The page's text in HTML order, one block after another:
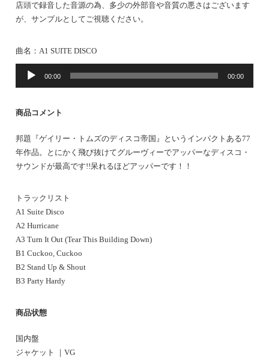
店頭で録音した音源の為、多少の外部音や音質の悪さはございます
が、サンプルとしてご視聴ください。
曲名：A1 SUITE DISCO
音
ー
ヤ
ー
00:00 00:00
商品コメント
邦題『ゲイリー・トムズのディスコ帝国』というインパクトある77
年作品。とにかく飛び抜けてグルーヴィーでアッパーなディスコ・
サウンドが最高です!!呆れるほどアッパーです！！
トラックリスト
A1 Suite Disco
A2 Hurricane
A3 Turn It Out (Tear This Building Down)
B1 Cuckoo, Cuckoo
B2 Stand Up & Shout
B3 Party Hardy
商品状態
国内盤
ジャケット ｜VG